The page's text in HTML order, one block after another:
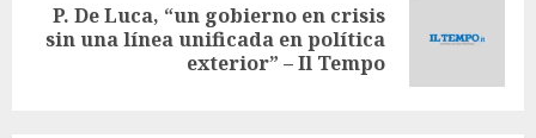
P. De Luca, “un gobierno en crisis
sin una línea unificada en política
exterior” – Il Tempo